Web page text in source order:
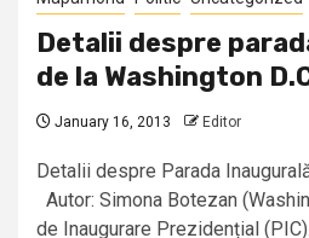
Detalii despre
de la Washington
January 16, 2013 Editor
Detalii despre Parada
Autor: Simona Botezan
de Inaugurare Prezidențial